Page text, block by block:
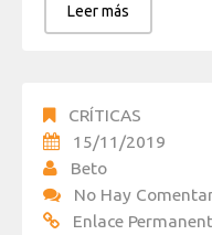
Leer más
CRÍTICAS
15/11/2019
Beto
No Hay
Enlace